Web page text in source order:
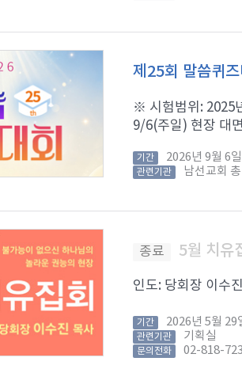
제25회 말씀퀴
※ 시험범위: 2025
9/6(주일) 현장 대
기간 2026년 9월 6
관련기관 남선교회
종료 5월 치유
인도: 당회장 이수
기간 2026년 5월 29
관련기관 기획실
문의전화 02-818-